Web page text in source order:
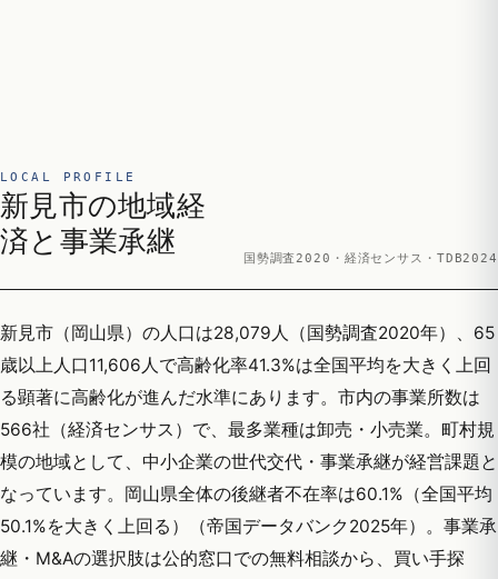
LOCAL PROFILE
新見市の地域経
済と事業承継
国勢調査2020・経済センサス・TDB2024
新見市（岡山県）の人口は28,079人（国勢調査2020年）、65
歳以上人口11,606人で高齢化率41.3%は全国平均を大きく上回
る顕著に高齢化が進んだ水準にあります。市内の事業所数は
566社（経済センサス）で、最多業種は卸売・小売業。町村規
模の地域として、中小企業の世代交代・事業承継が経営課題と
なっています。岡山県全体の後継者不在率は60.1%（全国平均
50.1%を大きく上回る）（帝国データバンク2025年）。事業承
継・M&Aの選択肢は公的窓口での無料相談から、買い手探